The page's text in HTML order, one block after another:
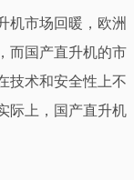
机市场回暖，欧洲
而国产直升机的市
技术和安全性上不
际上，国产直升机